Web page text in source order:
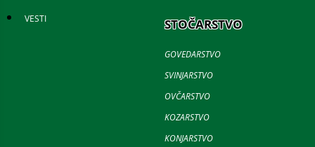
VESTI STOČARSTVO
GOVEDARSTVO
SVINJARSTVO
OVČARSTVO
KOZARSTVO
KONJARSTVO